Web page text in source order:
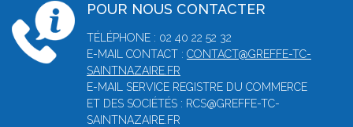
POUR NOUS CONTACTER
TÉLÉPHONE : 02 40 22 52 32
E-MAIL CONTACT : CONTACT@GREFFE-TC-
SAINTNAZAIRE.FR
E-MAIL SERVICE REGISTRE DU COMMERCE
ET DES SOCIÉTÉS : RCS@GREFFE-TC-
SAINTNAZAIRE.FR